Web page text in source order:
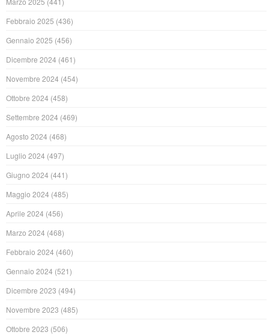
Febbraio 2025 (436)
Gennaio 2025 (456)
Dicembre 2024 (461)
Novembre 2024 (454)
Ottobre 2024 (458)
Settembre 2024 (469)
Agosto 2024 (468)
Luglio 2024 (497)
Giugno 2024 (441)
Maggio 2024 (485)
Aprile 2024 (456)
Marzo 2024 (468)
Febbraio 2024 (460)
Gennaio 2024 (521)
Dicembre 2023 (494)
Novembre 2023 (485)
Ottobre 2023 (506)